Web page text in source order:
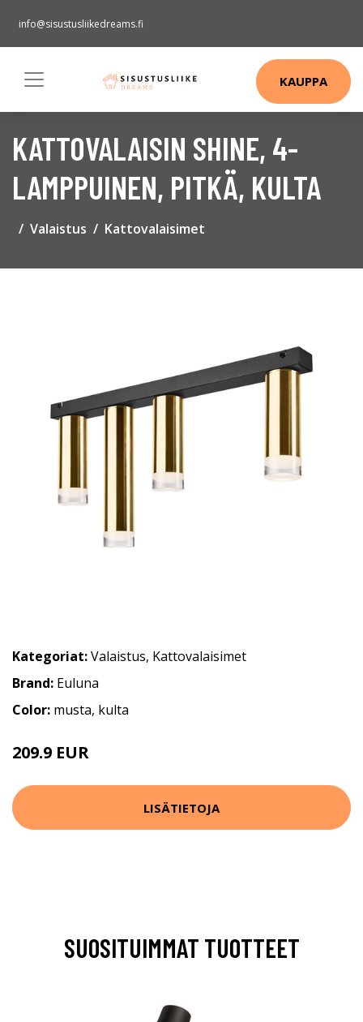
info@sisustusliikedreams.fi
KAUPPA
KATTOVALAISIN SHINE, 4-
LAMPPUINEN, PITKÄ, KULTA
Valaistus Kattovalaisimet
Kategoriat:Valaistus, Kattovalaisimet
Brand: Euluna
Color: musta, kulta
209.9 EUR
LISÄTIETOJA
SUOSITUIMMAT TUOTTEET